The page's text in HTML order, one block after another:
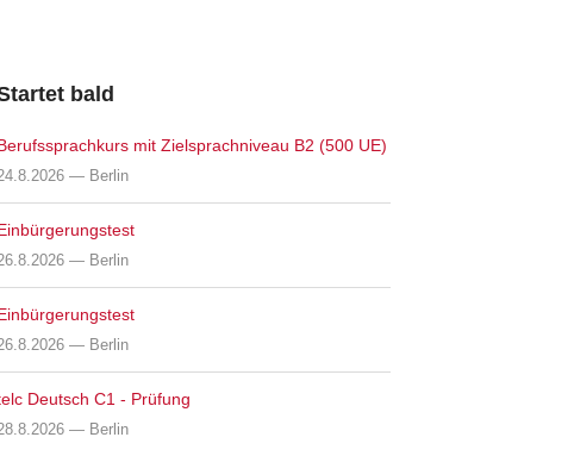
bald
mit Zielsprachniveau B2 (500 UE)
— Berlin
— Berlin
— Berlin
Deutsch C1 - Prüfung
— Berlin